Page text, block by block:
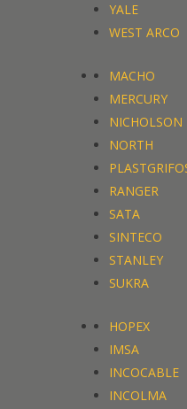
YALE
WEST ARCO
MACHO
MERCURY
NICHOLSON
NORTH
RANGER
SATA
SINTECO
STANLEY
SUKRA
HOPEX
IMSA
INCOCABLE
INCOLMA